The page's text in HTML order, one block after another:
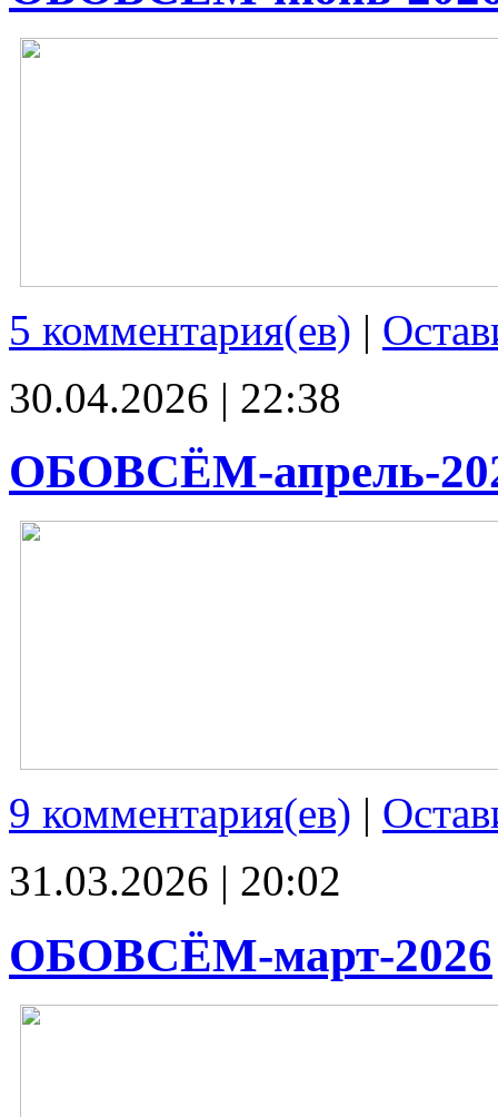
5 комментария(ев) |
30.04.2026 | 22:38
ОБОВСЁМ-апрель-
9 комментария(ев) |
31.03.2026 | 20:02
ОБОВСЁМ-март-2026